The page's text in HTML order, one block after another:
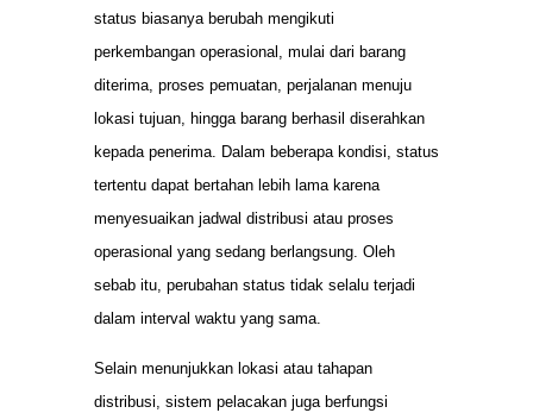
status biasanya berubah mengikuti
perkembangan operasional, mulai dari barang
diterima, proses pemuatan, perjalanan menuju
lokasi tujuan, hingga barang berhasil diserahkan
kepada penerima. Dalam beberapa kondisi, status
tertentu dapat bertahan lebih lama karena
menyesuaikan jadwal distribusi atau proses
operasional yang sedang berlangsung. Oleh
sebab itu, perubahan status tidak selalu terjadi
dalam interval waktu yang sama.
Selain menunjukkan lokasi atau tahapan
distribusi, sistem pelacakan juga berfungsi